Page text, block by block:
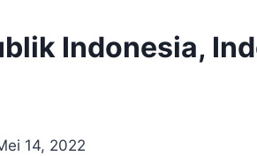
Indonesia,
14, 2022